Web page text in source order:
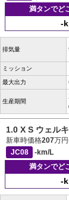
満タンでど
-
排気量
ミッション
最大出力
生産期間
1.0 X S ウェル
新車時価格207万
JC08
-km/L
満タンでど
-